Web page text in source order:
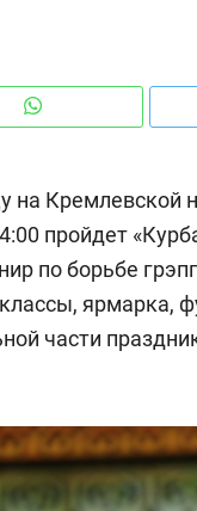
на Кремлевской
пройдет
по борьбе
ярмарка,
части
Face
Опыт
с